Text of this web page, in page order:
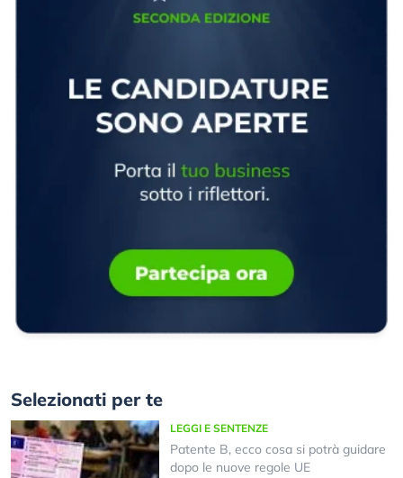
Selezionati per te
LEGGI E SENTENZE
Patente B, ecco cosa si potrà guidare
dopo le nuove regole UE